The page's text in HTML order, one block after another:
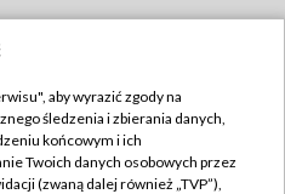
TVP
TVP
aby wyrazić zgody na
śledzenia i zbierania danych,
końcowym i ich
Twoich danych osobowych przez
(zwaną dalej również „TVP”),